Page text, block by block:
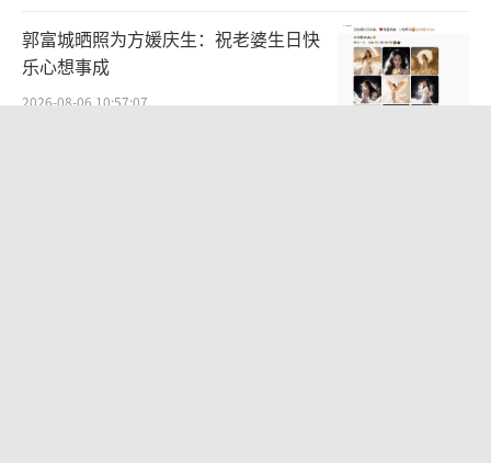
郭富城晒照为方媛庆生：祝老婆生日快
乐心想事成
2026-08-06 10:57:07